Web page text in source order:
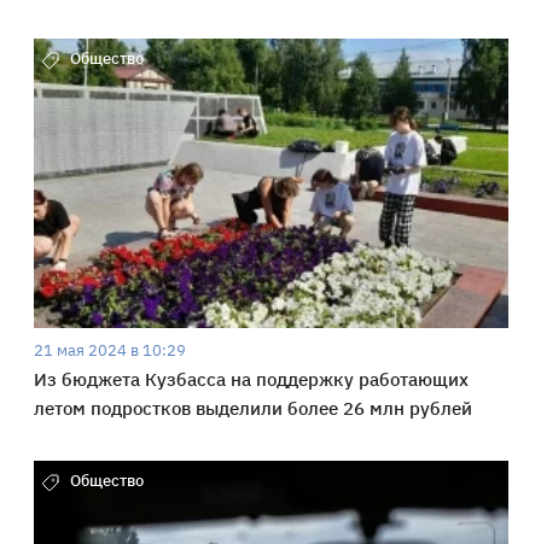
Общество
21 мая 2024 в 10:29
Из бюджета Кузбасса на поддержку работающих
летом подростков выделили более 26 млн рублей
Общество